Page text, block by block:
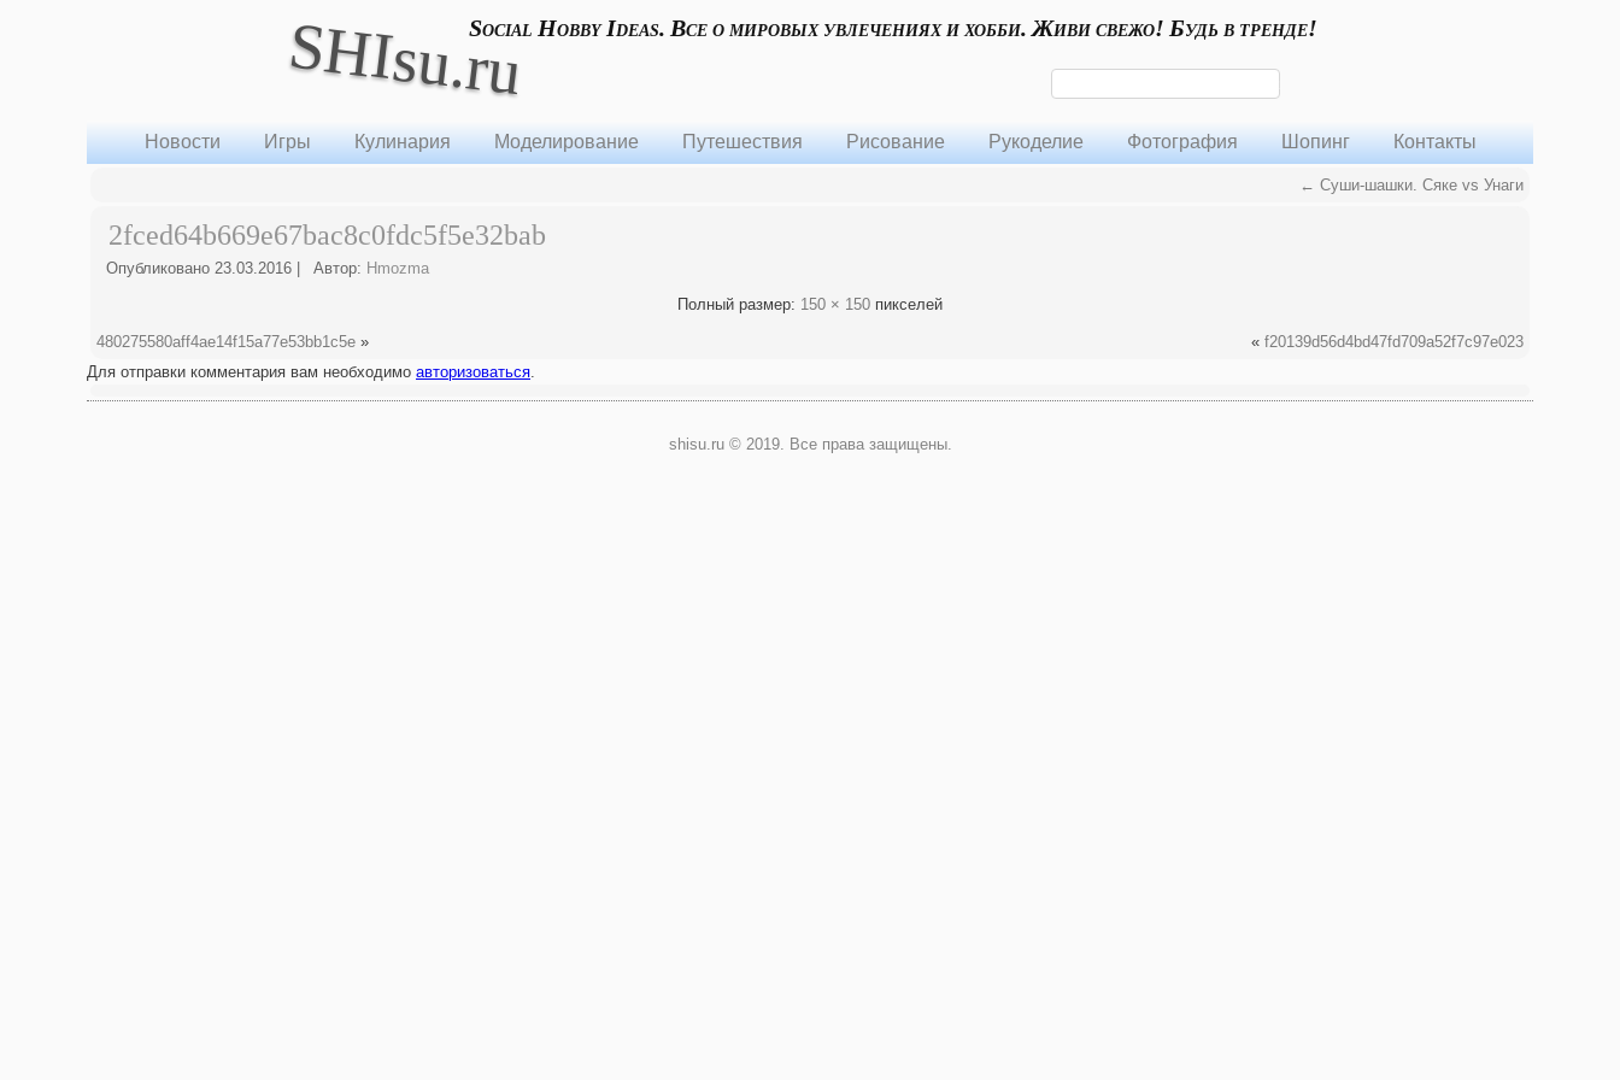
SHIsu.ruSocial Hobby Ideas. Все о мировых увлечениях и хобби. Живи свежо! Будь в тренде!
Новости Игры Кулинария Моделирование Путешествия Рисование Рукоделие Фотография Шопинг Контакты
← Суши-шашки. Сяке vs Унаги
2fced64b669e67bac8c0fdc5f5e32bab
Опубликовано 23.03.2016 Автор: Hmozma
Полный размер: 150 × 150 пикселей
480275580aff4ae14f15a77e53bb1c5e » « f20139d56d4bd47fd709a52f7c97e023
Для отправки комментария вам необходимо авторизоваться.
shisu.ru © 2019. Все права защищены.